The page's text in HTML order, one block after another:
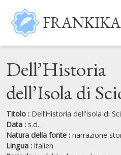
Salta al contenuto principale
FRANKIKA
Dell’Historia
dell’Isola di
Titolo : Dell’Historia dell’Isola di
Data : s.d.
Natura della fonte : narrazione
Lingua : italien